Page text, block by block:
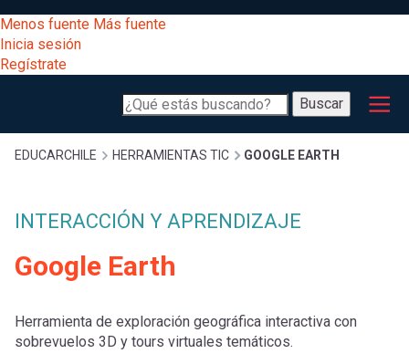
al
contenido
principal
[Educarchile
Escritorio]
Menú
entrar
a
Menos fuente Más fuente
Inicia sesión
Regístrate
Buscar
Buscar
Menú
principal
Desarrollo
Expand
Gestión
Expand
Expand
Exploración
Expand
Inicia
Sobrescribir
enlaces
de
ayuda
EDUCARCHILE HERRAMIENTAS TIC GOOGLE EARTH
INTERACCIÓN Y APRENDIZAJE
Google Earth
Herramienta de exploración geográfica interactiva con
sobrevuelos 3D y tours virtuales temáticos.